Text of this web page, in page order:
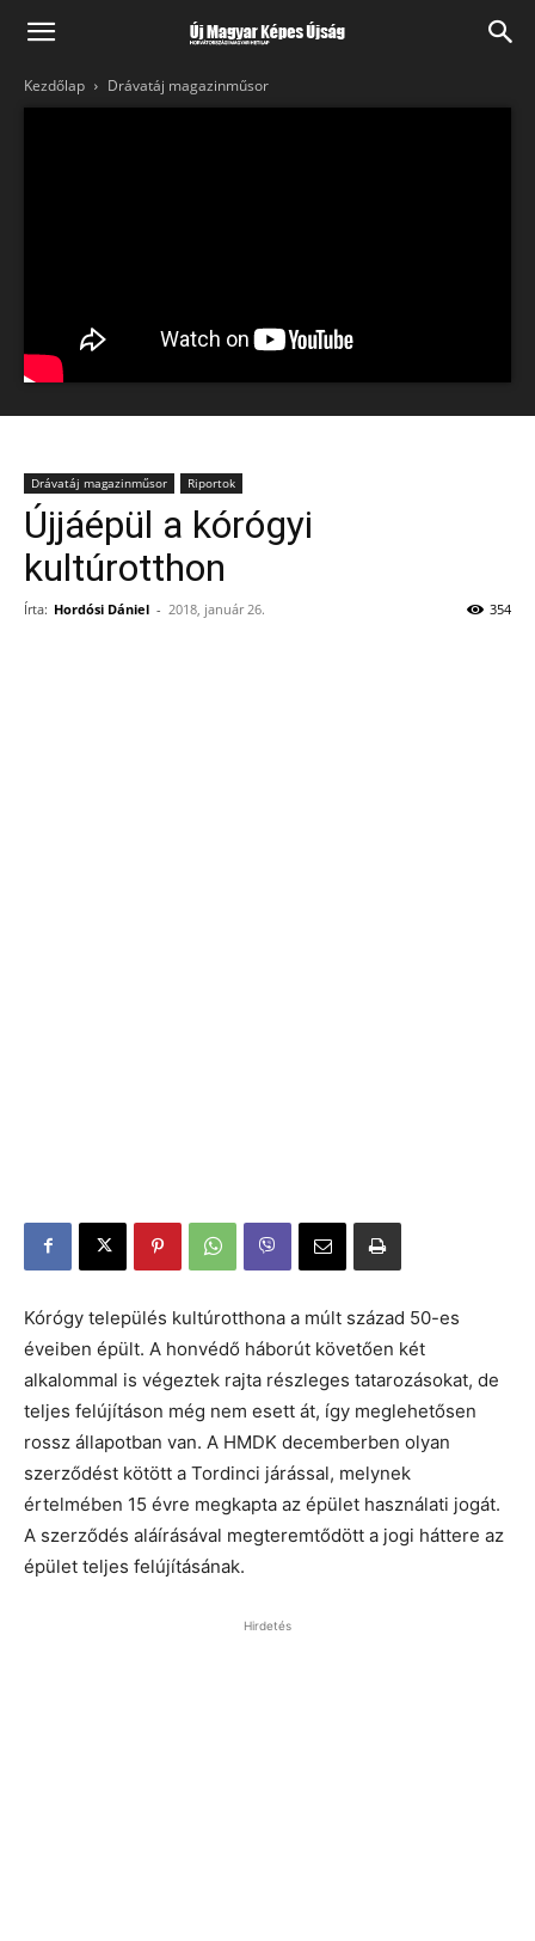
Kezdőlap Drávatáj magazinműsor
Drávatáj magazinműsor Riportok
Újjáépül a kórógyi
kultúrotthon
Írta: Hordósi Dániel - 2018, január 26. 354
Kórógy település kultúrotthona a múlt század 50-es
éveiben épült. A honvédő háborút követően két
alkalommal is végeztek rajta részleges tatarozásokat, de
teljes felújításon még nem esett át, így meglehetősen
rossz állapotban van. A HMDK decemberben olyan
szerződést kötött a Tordinci járással, melynek
értelmében 15 évre megkapta az épület használati jogát.
A szerződés aláírásával megteremtődött a jogi háttere az
épület teljes felújításának.
Hirdetés